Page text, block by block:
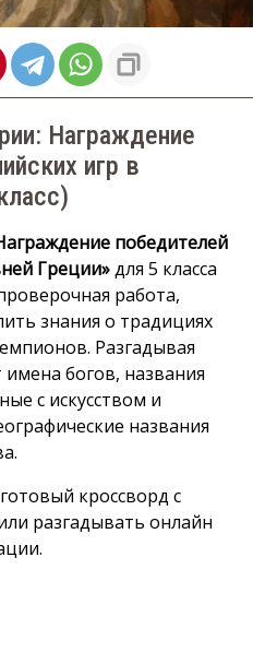
Награждение
игр в
победителей
Греции»для 5 класса
работа,
знания о традициях
Разгадывая
богов, названия
с искусством и
названия
кроссворд с
разгадывать онлайн